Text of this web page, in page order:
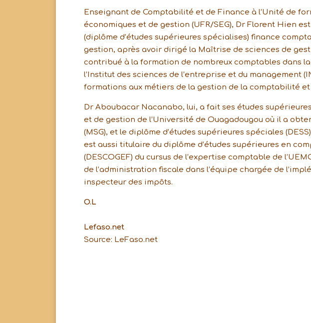
Enseignant de Comptabilité et de Finance à l’Unité de
économiques et de gestion (UFR/SEG), Dr Florent Hien
(diplôme d’études supérieures spécialises) finance
gestion, après avoir dirigé la Maîtrise de sciences de
contribué à la formation de nombreux comptables dans
l’Institut des sciences de l’entreprise et du management
formations aux métiers de la gestion de la comptabilité et
Dr Aboubacar Nacanabo, lui, a fait ses études
et de gestion de l’Université de Ouagadougou où il a
(MSG), et le diplôme d’études supérieures spéciales
est aussi titulaire du diplôme d’études supérieures en
(DESCOGEF) du cursus de l’expertise comptable de
de l’administration fiscale dans l’équipe chargée de
inspecteur des impôts.
O.L
Lefaso.net
Source: LeFaso.net